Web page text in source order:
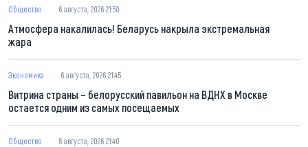
Общество 6 августа, 2026 21:50
Атмосфера накалилась! Беларусь накрыла экстремальная
жара
Экономика 6 августа, 2026 21:45
Витрина страны – белорусский павильон на ВДНХ в Москве
остается одним из самых посещаемых
Общество 6 августа, 2026 21:40